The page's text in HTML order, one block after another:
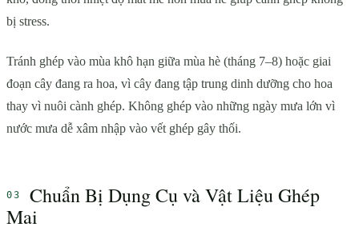
bị stress.
Tránh ghép vào mùa khô hạn giữa mùa hè (tháng 7–8) hoặc giai
đoạn cây đang ra hoa, vì cây đang tập trung dinh dưỡng cho hoa
thay vì nuôi cành ghép. Không ghép vào những ngày mưa lớn vì
nước mưa dễ xâm nhập vào vết ghép gây thối.
Chuẩn Bị Dụng Cụ và Vật Liệu Ghép
Mai